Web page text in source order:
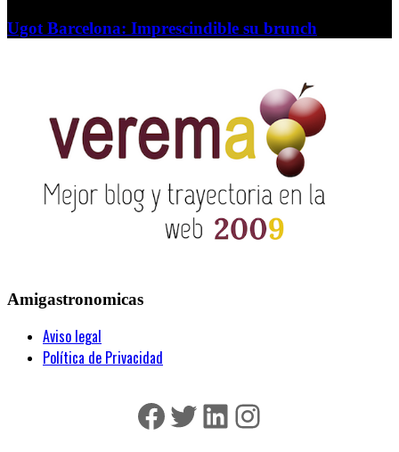
Ugot Barcelona: Imprescindible su brunch
Amigastronomicas
Aviso legal
Política de Privacidad
Facebook
Twitter
LinkedIn
Instagram